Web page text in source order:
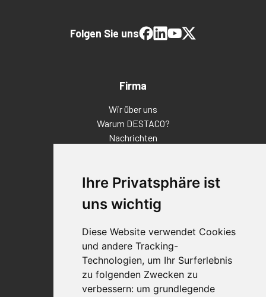
Ihre Privatsphäre ist
uns wichtig
Diese Website verwendet Cookies
und andere Tracking-
Technologien, um Ihr Surferlebnis
zu folgenden Zwecken zu
verbessern: um grundlegende
Firma
Wir über uns
Warum DESTACO?
Nachrichten
Standorte
Qualitätsaussage
Kontakt
Vertriebspartnerfinder
Häufig gestellte Fragen
Datenschutz-Bestimmungen
Folgen Sie uns